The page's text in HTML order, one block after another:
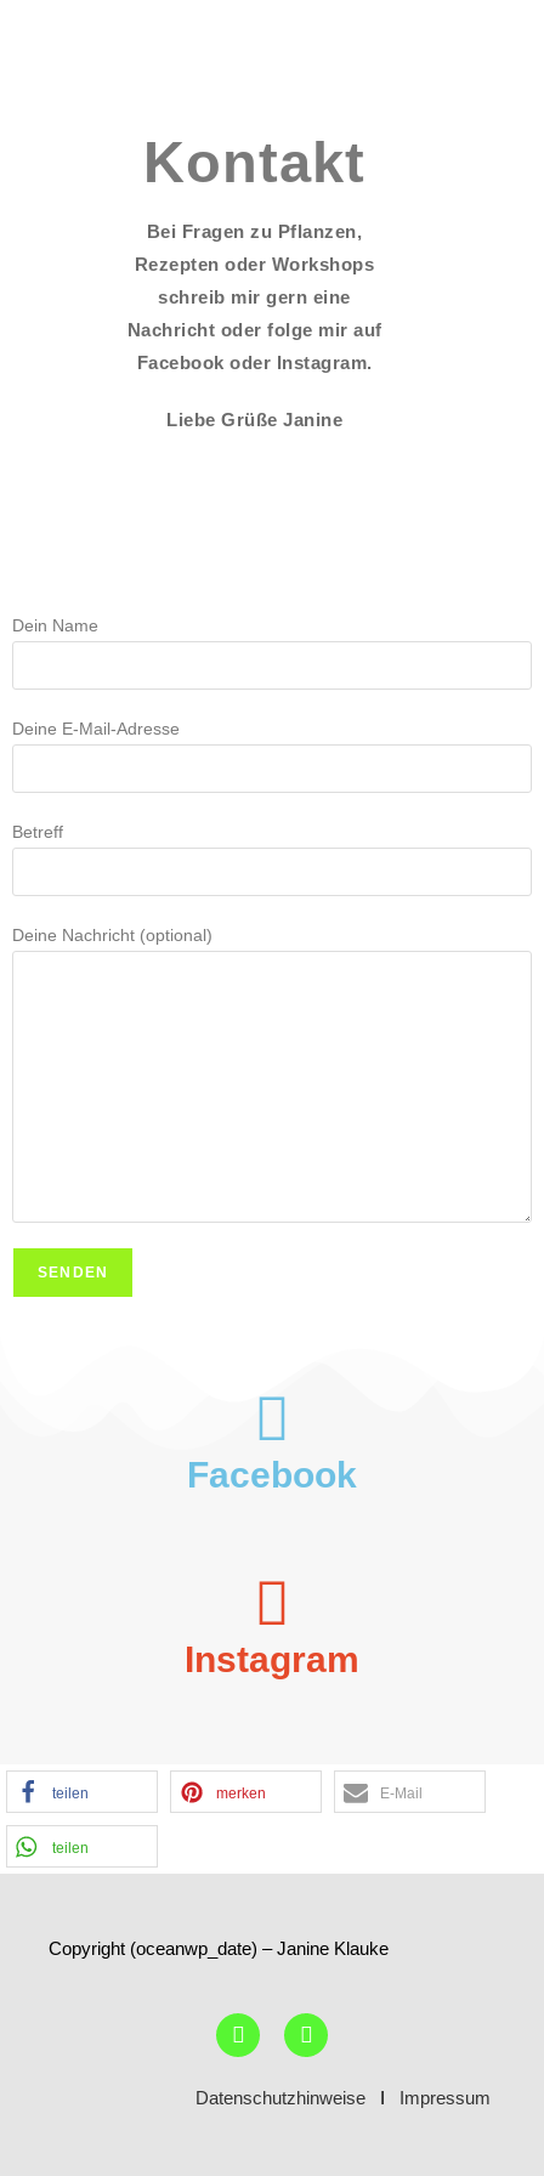
Kontakt
Bei Fragen zu Pflanzen,
Rezepten oder Workshops
schreib mir gern eine
Nachricht oder folge mir auf
Facebook oder Instagram.
Liebe Grüße Janine
Dein Name
Deine E-Mail-Adresse
Betreff
Deine Nachricht (optional)
Facebook
Instagram
teilen merken E-Mail
teilen
Copyright (oceanwp_date) – Janine Klauke
DatenschutzhinweiseI Impressum